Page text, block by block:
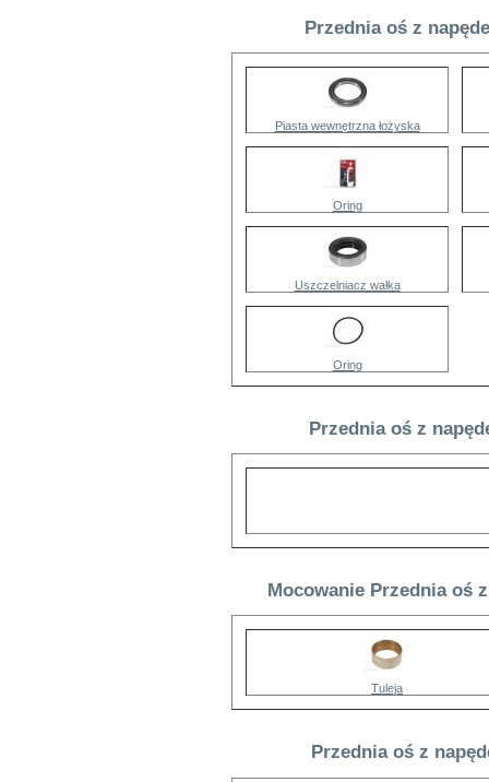
Przednia oś z
Piasta wewnętrzna łożyska
Oring
Uszczelniacz wałka
Oring
Przednia oś z
Mocowanie Przednia oś
Tuleja
Przednia oś z